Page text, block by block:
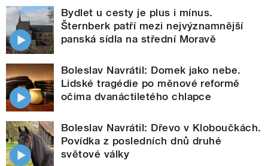
Bydlet u cesty je plus i mínus.
Šternberk patří mezi nejvýznamnější
panská sídla na střední Moravě
Boleslav Navrátil: Domek jako nebe.
Lidské tragédie po měnové reformě
očima dvanáctiletého chlapce
Boleslav Navrátil: Dřevo v Kloboučkách.
Povídka z posledních dnů druhé
světové války